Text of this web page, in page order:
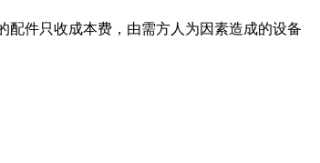
件只收成本费，由需方人为因素造成的设备